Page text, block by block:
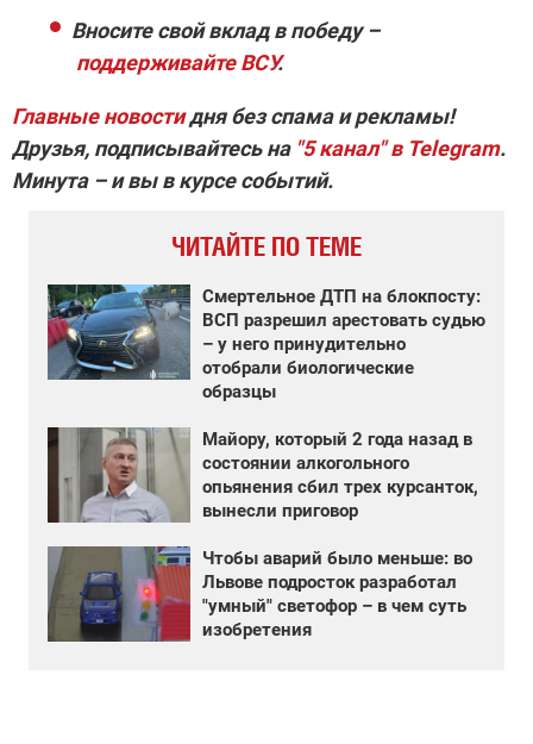
Вносите свой вклад в победу –
поддерживайте ВСУ.
Главные новостидня без спама и рекламы!
Друзья, подписывайтесь на "5 канал" в Telegram.
Минута – и вы в курсе событий.
ЧИТАЙТЕ ПО ТЕМЕ
Смертельное ДТП на блокпосту:
ВСП разрешил арестовать судью
– у него принудительно
отобрали биологические
образцы
Майору, который 2 года назад в
состоянии алкогольного
опьянения сбил трех курсанток,
вынесли приговор
Чтобы аварий было меньше: во
Львове подросток разработал
"умный" светофор – в чем суть
изобретения